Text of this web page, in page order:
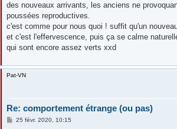
des nouveaux arrivants, les anciens ne
poussées reproductives.
c'est comme pour nous quoi ! suffit qu'un
et c'est l'effervescence, puis ça se calme
qui sont encore assez verts xxd
Pat-VN
Re: comportement étrange (ou pas)
M25 févr. 2020, 10:15